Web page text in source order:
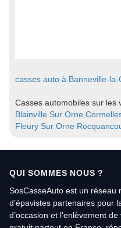
casses auto à Banneville-la-
Casses automobiles sur les
Blainville Sur Orne
Fleury Sur Orne
QUI SOMMES NOUS ?
SosCasseAuto est un réseau
d’épavistes partenaires pour
d’occasion et l’enlèvement